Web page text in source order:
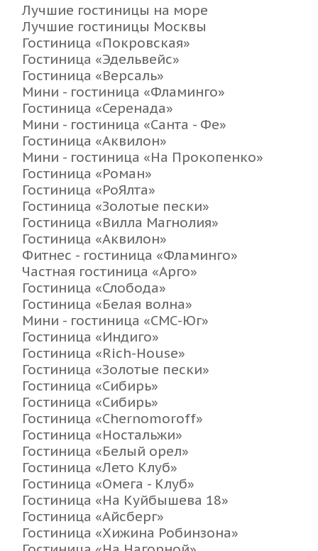
Лучшие гостиницы на море
Лучшие гостиницы Москвы
Гостиница «Покровская»
Гостиница «Эдельвейс»
Гостиница «Версаль»
Мини - гостиница «Фламинго»
Гостиница «Серенада»
Мини - гостиница «Санта - Фе»
Гостиница «Аквилон»
Мини - гостиница «На Прокопенко»
Гостиница «Роман»
Гостиница «РоЯлта»
Гостиница «Золотые пески»
Гостиница «Вилла Магнолия»
Гостиница «Аквилон»
Фитнес - гостиница «Фламинго»
Частная гостиница «Арго»
Гостиница «Слобода»
Гостиница «Белая волна»
Мини - гостиница «СМС-Юг»
Гостиница «Индиго»
Гостиница «Rich-House»
Гостиница «Золотые пески»
Гостиница «Сибирь»
Гостиница «Сибирь»
Гостиница «Chernomoroff»
Гостиница «Ностальжи»
Гостиница «Белый орел»
Гостиница «Лето Клуб»
Гостиница «Омега - Клуб»
Гостиница «На Куйбышева 18»
Гостиница «Айсберг»
Гостиница «Хижина Робинзона»